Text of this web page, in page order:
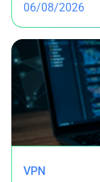
06/08/2026
VPN